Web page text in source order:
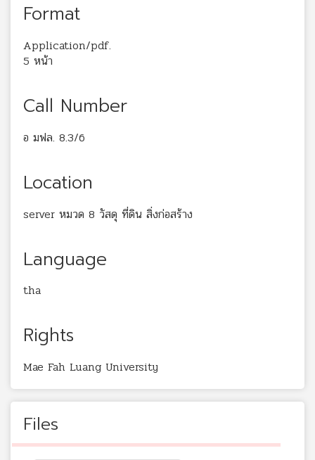
Format
Application/pdf.
5 หน้า
Call Number
อ มฟล. 8.3/6
Location
server หมวด 8 วัสดุ ที่ดิน สิ่งก่อสร้าง
Language
tha
Rights
Mae Fah Luang University
Files